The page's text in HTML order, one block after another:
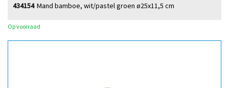
Mand bamboe, wit/pastel groen ø25x11,5 cm
434154
Op voorraad